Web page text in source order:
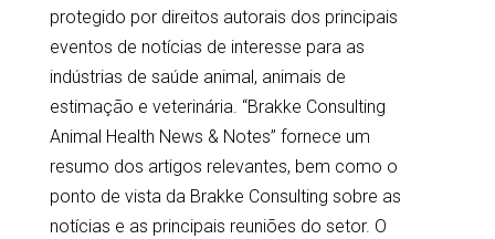
protegido por direitos autorais dos principais
eventos de notícias de interesse para as
indústrias de saúde animal, animais de
estimação e veterinária. “Brakke Consulting
Animal Health News & Notes” fornece um
resumo dos artigos relevantes, bem como o
ponto de vista da Brakke Consulting sobre as
notícias e as principais reuniões do setor. O